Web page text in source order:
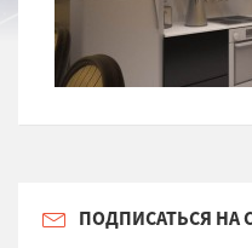
ПОДПИСАТЬСЯ